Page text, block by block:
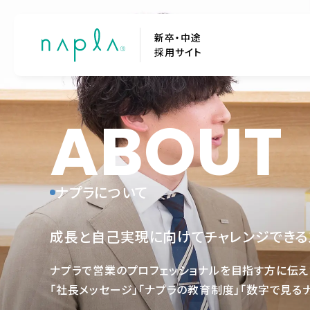
新卒・中途
採用サイト
ABOUT
ナプラについて
成長と自己実現に向けてチャレンジでき
ナプラで営業のプロフェッショナルを目指す方に伝
「社長メッセージ」「ナプラの教育制度」「数字で見る